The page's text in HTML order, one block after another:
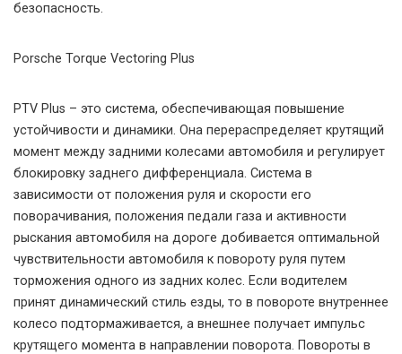
безопасность.
Porsche Torque Vectoring Plus
PTV Plus – это система, обеспечивающая повышение
устойчивости и динамики. Она перераспределяет крутящий
момент между задними колесами автомобиля и регулирует
блокировку заднего дифференциала. Система в
зависимости от положения руля и скорости его
поворачивания, положения педали газа и активности
рыскания автомобиля на дороге добивается оптимальной
чувствительности автомобиля к повороту руля путем
торможения одного из задних колес. Если водителем
принят динамический стиль езды, то в повороте внутреннее
колесо подтормаживается, а внешнее получает импульс
крутящего момента в направлении поворота. Повороты в